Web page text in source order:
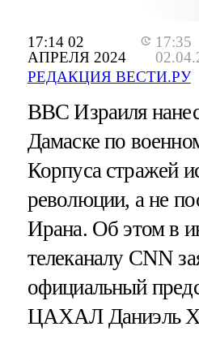
17:14 02
АПРЕЛЯ 2024
17:35
РЕДАКЦИЯ ВЕСТИ.РУ
ВВС Израиля
Дамаске по
Корпуса стражей
революции, а не
Ирана. Об этом в
телеканалу CNN
официальный
ЦАХАЛ Даниэль